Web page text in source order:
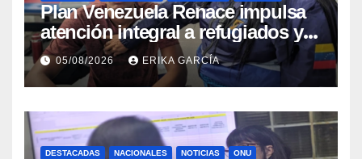
​Plan Venezuela Renace impulsa
atención integral a refugiados y
evaluación de vacunación en
Aragua
05/08/2026 ERIKA GARCÍA
DESTACADAS NACIONALES NOTICIAS ONU